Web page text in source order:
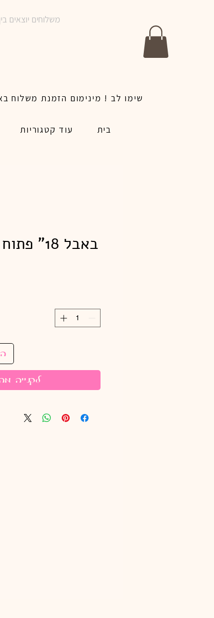
משלוחים יוצאים בין 10-17 בימים א-ו | אין משלוחים בשבתות וחגים | ניתן לבצע הזמנה לאותו היום עד שעה
בית
עוד קטגוריות
באבל 18" פתוח /50יח נטו*
לקנייה